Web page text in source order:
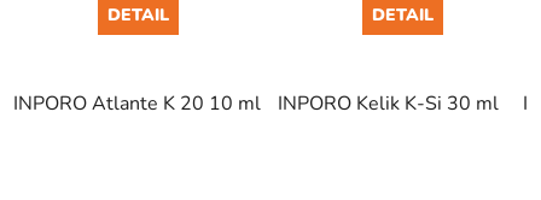
DETAIL
INPORO Atlante K 20 10 ml INPORO Atlante K 20 100
DETAIL
INPORO Kelik K-Si 30 ml